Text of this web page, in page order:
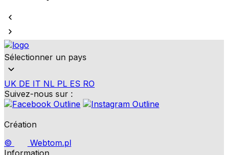
Sélectionner un pays
UK DE IT NL PL ES RO
Suivez-nous sur :
Création
©
Webtom.pl